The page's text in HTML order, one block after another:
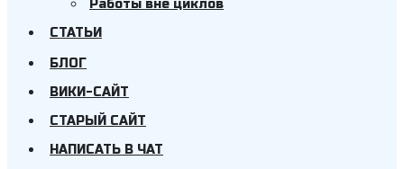
Работы вне циклов
СТАТЬИ
БЛОГ
ВИКИ-САЙТ
СТАРЫЙ САЙТ
НАПИСАТЬ В ЧАТ